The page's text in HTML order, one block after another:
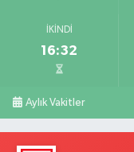
İKINDI
16:32
Aylık Vakitler